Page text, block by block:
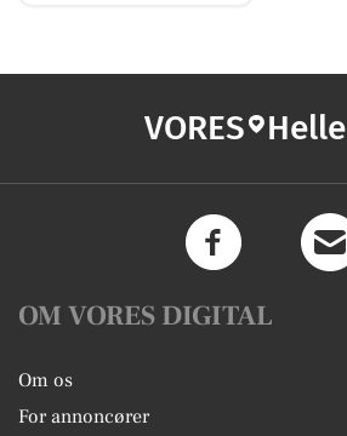
VORES
OM VORES DIGITAL
Om os
For annoncører